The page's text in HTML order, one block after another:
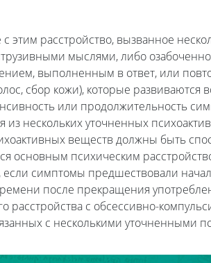
этим расстройство, вызванное
мыслями, либо
выполненным в ответ, или
сбор кожи), которые
или продолжительность
из нескольких уточненных
веществ должны быть
психическим
если симптомы предшествовали
после прекращения
расстройства с обсессивно-
с несколькими уточненными